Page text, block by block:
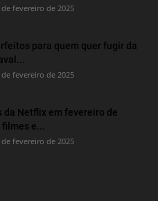
fevereiro de 2025
para quem quer fugir da
fevereiro de 2025
da Netflix em fevereiro de
e...
fevereiro de 2025